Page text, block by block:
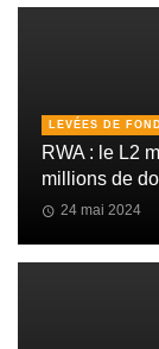
LEVÉES DE
RWA : le L2
millions de
24 mai 2024